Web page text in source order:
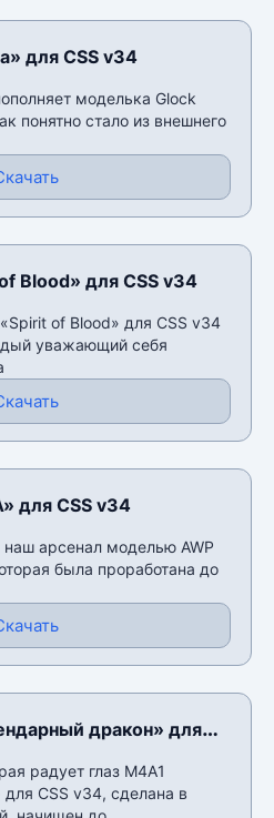
для CSS v34
моделька Glock
понятно стало из внешнего
Blood» для CSS v34
of Blood» для CSS v34
уважающий себя
для CSS v34
арсенал моделью AWP
была проработана до
дракон» для
радует глаз M4A1
CSS v34, сделана в